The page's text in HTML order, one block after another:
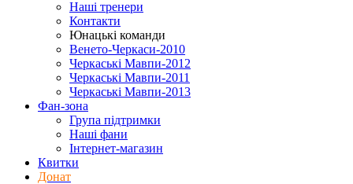
Наші тренери
Контакти
Юнацькі команди
Венето-Черкаси-2010
Черкаські Мавпи-2012
Черкаські Мавпи-2011
Черкаські Мавпи-2013
Фан-зона
Група підтримки
Наші фани
Інтернет-магазин
Квитки
Донат